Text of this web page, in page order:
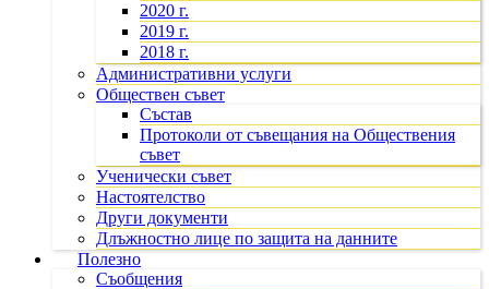
2020 г.
2019 г.
2018 г.
Административни услуги
Обществен съвет
Състав
Протоколи от съвещания на Обществения
съвет
Ученически съвет
Настоятелство
Други документи
Длъжностно лице по защита на данните
Полезно
Съобщения